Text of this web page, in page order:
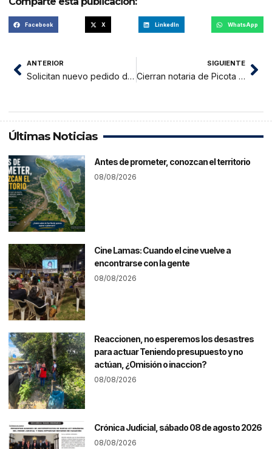
Facebook X LinkedIn WhatsApp
ANTERIOR
Solicitan nuevo pedido de vacancia contra seis regidores de la Municipalidad de Nueva Cajamarca
SIGUIENTE
Cierran notaria de Picota por falsedad ideológica
Últimas Noticias
Antes de prometer, conozcan el territorio
08/08/2026
Cine Lamas: Cuando el cine vuelve a
encontrarse con la gente
08/08/2026
Reaccionen, no esperemos los desastres
para actuar Teniendo presupuesto y no
actúan, ¿Omisión o inaccion?
08/08/2026
Crónica Judicial, sábado 08 de agosto 2026
08/08/2026